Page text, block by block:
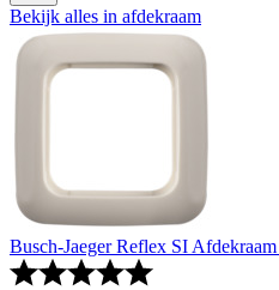
Bekijk alles in afdekraam
Busch-Jaeger Reflex SI